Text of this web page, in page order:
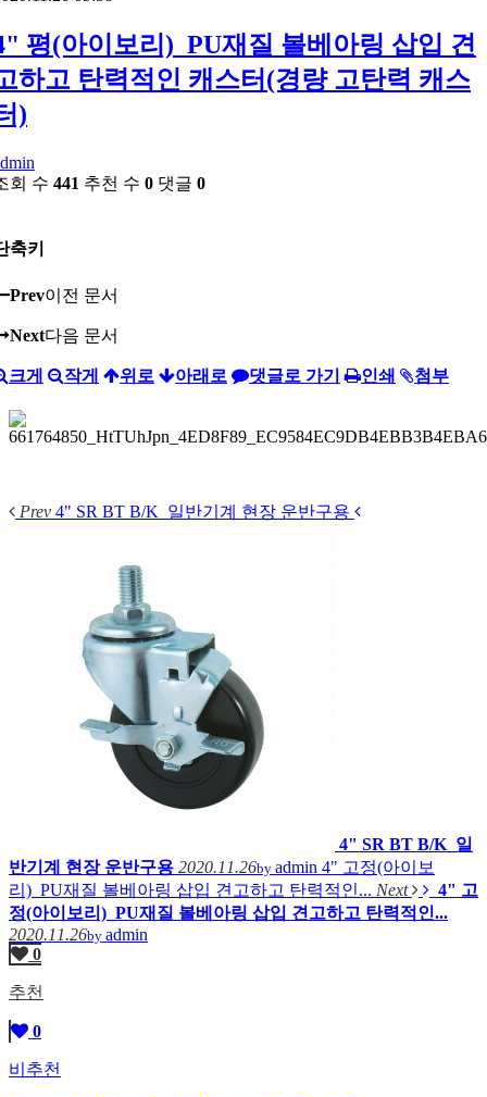
평(아이보리)_PU재질 볼베아링 삽입 견
하고 탄력적인 캐스터(경량 고탄력 캐스
)
회 수 441 추천 수 0 댓글 0
축키
Prev이전 문서
Next다음 문서
크게 작게 위로 아래로 댓글로 가기 인쇄 첨부
Prev 4" SR BT B/K_일반기계 현장 운반구용
4" SR BT B/K_일
반기계 현장 운반구용 2020.11.26by admin 4" 고정(아이보
리)_PU재질 볼베아링 삽입 견고하고 탄력적인... Next
4" 고
정(아이보리)_PU재질 볼베아링 삽입 견고하고 탄력적인...
2020.11.26by admin
0
추천
0
비추천